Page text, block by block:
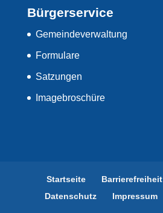
Bürgerservice
Gemeindeverwaltung
Formulare
Satzungen
Imagebroschüre
Startseite Barrierefreiheit
Datenschutz
Impressum